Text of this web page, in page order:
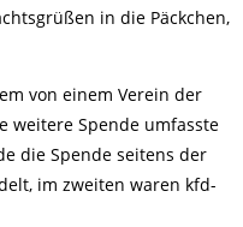
in die Päckchen,
von einem Verein der
weitere Spende umfasste
die Spende seitens der
im zweiten waren kfd-